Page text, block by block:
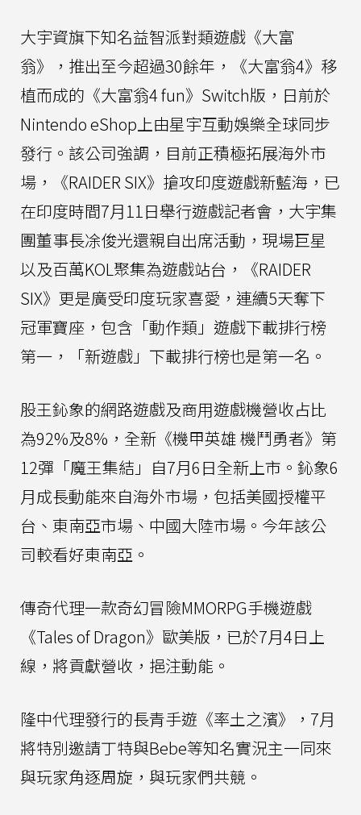
大宇資旗下知名益智派對類遊戲《大富
翁》，推出至今超過30餘年，《大富翁4》移
植而成的《大富翁4 fun》Switch版，日前於
Nintendo eShop上由星宇互動娛樂全球同步
發行。該公司強調，目前正積極拓展海外市
場，《RAIDER SIX》搶攻印度遊戲新藍海，已
在印度時間7月11日舉行遊戲記者會，大宇集
團董事長凃俊光還親自出席活動，現場巨星
以及百萬KOL聚集為遊戲站台，《RAIDER
SIX》更是廣受印度玩家喜愛，連續5天奪下
冠軍寶座，包含「動作類」遊戲下載排行榜
第一，「新遊戲」下載排行榜也是第一名。
股王鈊象的網路遊戲及商用遊戲機營收占比
為92%及8%，全新《機甲英雄 機鬥勇者》第
12彈「魔王集結」自7月6日全新上市。鈊象6
月成長動能來自海外市場，包括美國授權平
台、東南亞市場、中國大陸市場。今年該公
司較看好東南亞。
傳奇代理一款奇幻冒險MMORPG手機遊戲
《Tales of Dragon》歐美版，已於7月4日上
線，將貢獻營收，挹注動能。
隆中代理發行的長青手遊《率土之濱》，7月
將特別邀請丁特與Bebe等知名實況主一同來
與玩家角逐周旋，與玩家們共競。